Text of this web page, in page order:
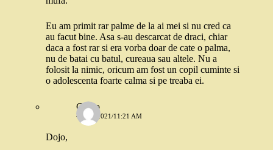
Eu am primit rar palme de la ai mei si nu cred ca
au facut bine. Asa s-au descarcat de draci, chiar
daca a fost rar si era vorba doar de cate o palma,
nu de batai cu batul, cureaua sau altele. Nu a
folosit la nimic, oricum am fost un copil cuminte si
o adolescenta foarte calma si pe treaba ei.
Gadjo
4 MAI 2021/11:21 AM
Dojo,